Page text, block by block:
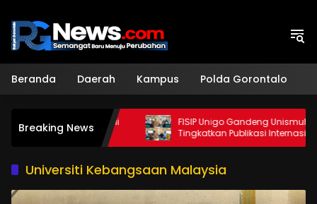
konten
Beranda Daerah Kampus Polda Gorontalo
Breaking News
ke-28 Diawali
FISIP Unigo Gandeng Unismuh Makassar
Tingkatkan Publikasi Internasional
Universiti Kebangsaan Malaysia